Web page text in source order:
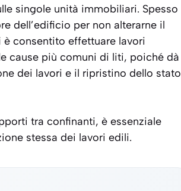
singole unità immobiliari. Spesso
dell’edificio per non alterarne il
consentito effettuare lavori
cause più comuni di liti, poiché dà
dei lavori e il ripristino dello stato
tra confinanti, è essenziale
stessa dei lavori edili.